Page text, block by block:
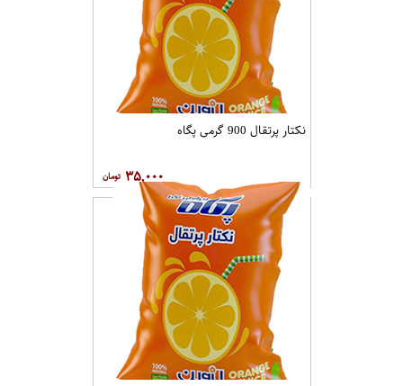
نکتار پرتقال 900 گرمی پگاه
۳۵,۰۰۰